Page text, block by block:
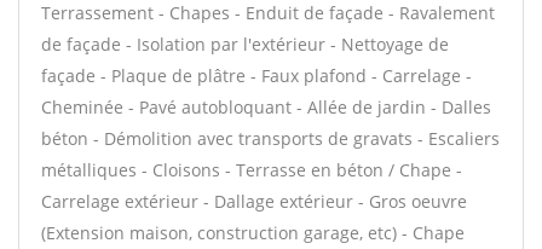
Terrassement - Chapes - Enduit de façade - Ravalement
de façade - Isolation par l'extérieur - Nettoyage de
façade - Plaque de plâtre - Faux plafond - Carrelage -
Cheminée - Pavé autobloquant - Allée de jardin - Dalles
béton - Démolition avec transports de gravats - Escaliers
métalliques - Cloisons - Terrasse en béton / Chape -
Carrelage extérieur - Dallage extérieur - Gros oeuvre
(Extension maison, construction garage, etc) - Chape